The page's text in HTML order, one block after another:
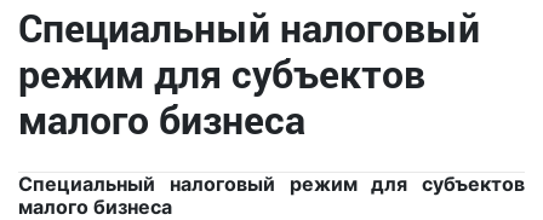
Специальный налоговый
режим для субъектов
малого бизнеса
Специальный налоговый режим для субъектов
малого бизнеса